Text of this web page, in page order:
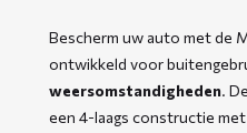
Bescherm uw auto met de
ontwikkeld voor
weersomstandigheden.
een 4-laags constructie